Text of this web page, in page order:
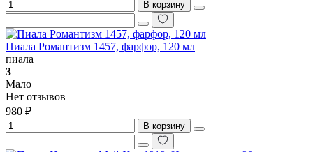
В корзину
Пиала Романтизм 1457, фарфор, 120 мл
пиала
3
Мало
Нет отзывов
980 ₽
В корзину